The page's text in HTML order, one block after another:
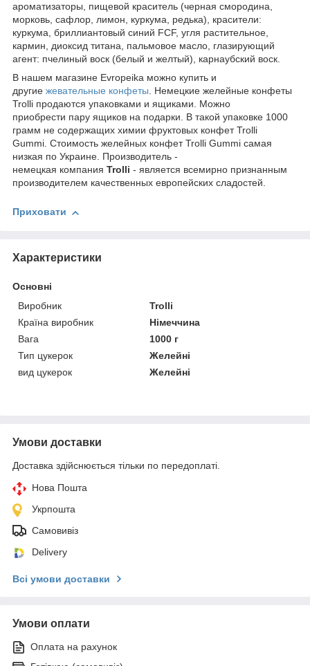
ароматизаторы, пищевой краситель (черная смородина,
морковь, сафлор, лимон, куркума, редька), красители:
куркума, бриллиантовый синий FCF, угля растительное,
кармин, диоксид титана, пальмовое масло, глазирующий
агент: пчелиный воск (белый и желтый), карнаубский воск.
В нашем магазине Evropeika можно купить и
другие жевательные конфеты. Немецкие желейные конфеты
Trolli продаются упаковками и ящиками. Можно
приобрести пару ящиков на подарки. В такой упаковке 1000
грамм не содержащих химии фруктовых конфет Trolli
Gummi. Стоимость желейных конфет Trolli Gummi самая
низкая по Украине. Производитель -
немецкая компания Trolli - является всемирно признанным
производителем качественных европейских сладостей.
Приховати
Характеристики
Основні
Виробник
Trolli
Країна виробник
Німеччина
Вага
1000 г
Тип цукерок
Желейні
вид цукерок
Желейні
Умови доставки
Доставка здійснюється тільки по передоплаті.
Нова Пошта
Укрпошта
Самовивіз
Delivery
Всі умови доставки
Умови оплати
Оплата на рахунок